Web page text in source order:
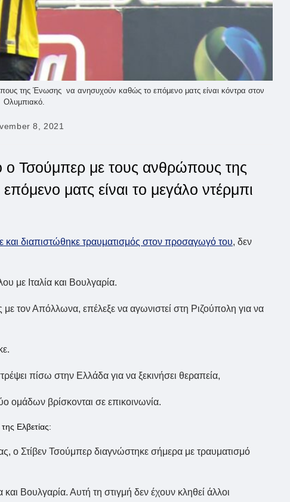
της Ένωσης να ανησυχούν καθώς το επόμενο ματς είναι κόντρα στον
Ολυμπιακό.
8, 2021
Τσούμπερ με τους ανθρώπους της
ματς είναι το μεγάλο ντέρμπι
και διαπιστώθηκε τραυματισμός στον προσαγωγό του, δεν
με Ιταλία και Βουλγαρία.
με τον Απόλλωνα, επέλεξε να αγωνιστεί στη Ριζούπολη για να
πίσω στην Ελλάδα για να ξεκινήσει θεραπεία,
ομάδων βρίσκονται σε επικοινωνία.
Ελβετίας:
ο Στίβεν Τσούμπερ διαγνώστηκε σήμερα με τραυματισμό
και Βουλγαρία. Αυτή τη στιγμή δεν έχουν κληθεί άλλοι